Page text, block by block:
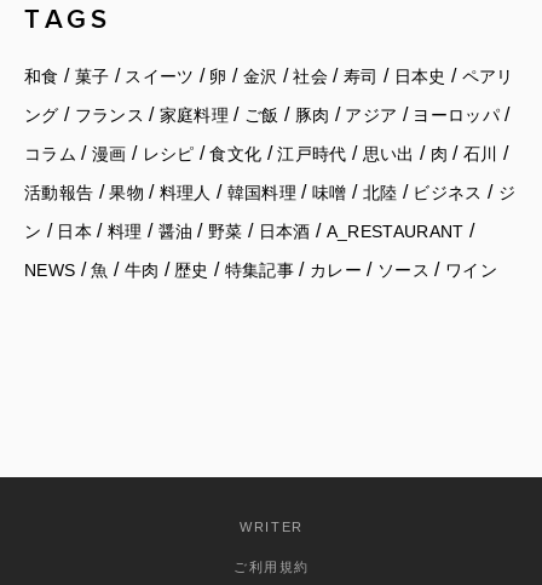
TAGS
和食 / 菓子 / スイーツ / 卵 / 金沢 /社会 / 寿司 / 日本史 / ペアリ
ング / フランス / 家庭料理 / ご飯 / 豚肉 / アジア / ヨーロッパ/
コラム / 漫画 / レシピ /食文化 /江戸時代 / 思い出 / 肉 / 石川 /
活動報告 /果物 / 料理人 / 韓国料理 /味噌 / 北陸 / ビジネス / ジ
ン / 日本 / 料理 / 醤油 / 野菜 / 日本酒 / A_RESTAURANT /
NEWS /魚 / 牛肉 / 歴史 / 特集記事 / カレー / ソース / ワイン
WRITER
ご利用規約